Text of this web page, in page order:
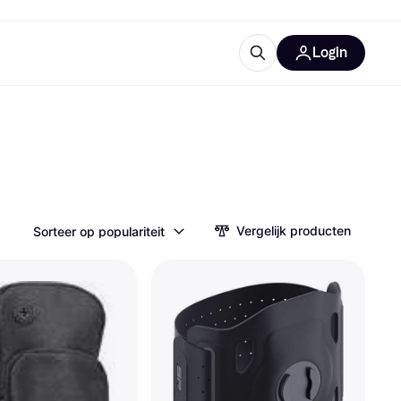
Login
Sorteer op populariteit Vergelijk producten